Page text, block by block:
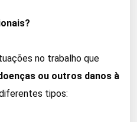
no trabalho que
ou outros danos à
tipos: